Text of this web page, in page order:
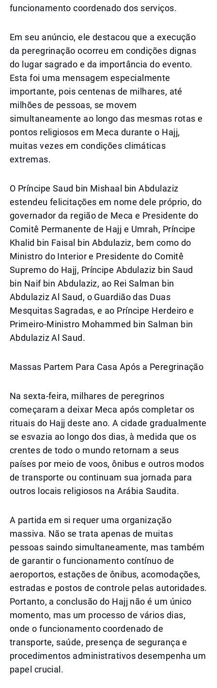
funcionamento coordenado dos serviços.
Em seu anúncio, ele destacou que a execução
da peregrinação ocorreu em condições dignas
do lugar sagrado e da importância do evento.
Esta foi uma mensagem especialmente
importante, pois centenas de milhares, até
milhões de pessoas, se movem
simultaneamente ao longo das mesmas rotas e
pontos religiosos em Meca durante o Hajj,
muitas vezes em condições climáticas
extremas.
O Príncipe Saud bin Mishaal bin Abdulaziz
estendeu felicitações em nome dele próprio, do
governador da região de Meca e Presidente do
Comitê Permanente de Hajj e Umrah, Príncipe
Khalid bin Faisal bin Abdulaziz, bem como do
Ministro do Interior e Presidente do Comitê
Supremo do Hajj, Príncipe Abdulaziz bin Saud
bin Naif bin Abdulaziz, ao Rei Salman bin
Abdulaziz Al Saud, o Guardião das Duas
Mesquitas Sagradas, e ao Príncipe Herdeiro e
Primeiro-Ministro Mohammed bin Salman bin
Abdulaziz Al Saud.
Massas Partem Para Casa Após a Peregrinação
Na sexta-feira, milhares de peregrinos
começaram a deixar Meca após completar os
rituais do Hajj deste ano. A cidade gradualmente
se esvazia ao longo dos dias, à medida que os
crentes de todo o mundo retornam a seus
países por meio de voos, ônibus e outros modos
de transporte ou continuam sua jornada para
outros locais religiosos na Arábia Saudita.
A partida em si requer uma organização
massiva. Não se trata apenas de muitas
pessoas saindo simultaneamente, mas também
de garantir o funcionamento contínuo de
aeroportos, estações de ônibus, acomodações,
estradas e postos de controle pelas autoridades.
Portanto, a conclusão do Hajj não é um único
momento, mas um processo de vários dias,
onde o funcionamento coordenado de
transporte, saúde, presença de segurança e
procedimentos administrativos desempenha um
papel crucial.